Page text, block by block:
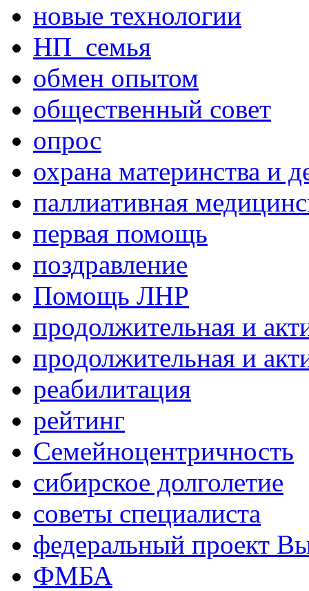
новые технологии
НП_семья
обмен опытом
общественный совет
опрос
охрана материнства и
паллиативная
первая помощь
поздравление
Помощь ЛНР
продолжительная и
продолжительная и
реабилитация
рейтинг
Семейноцентричность
сибирское долголетие
советы специалиста
федеральный проект
ФМБА